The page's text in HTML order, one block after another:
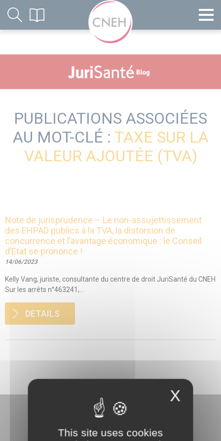
PUBLICATIONS ASSOCIÉES
AU MOT-CLÉ : TAXE SUR LA
VALEUR AJOUTÉE (TVA)
Note de jurisprudence – Le non-assujettissement
des EHPAD publics à la TVA, la distorsion de
concurrence et l’avantage économique : le Conseil
d’Etat se prononce !
14/06/2023
Kelly Vang, juriste, consultante du centre de droit JuriSanté du CNEH
Sur les arrêts n°463241,...
DETAILS
X
This site uses cookies